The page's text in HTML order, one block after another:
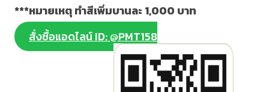
***หมายเหตุ ทำสีเพิ่มบานละ 1,000 บาท
สั่งซื้อแอดไลน์ ID: @PMT158